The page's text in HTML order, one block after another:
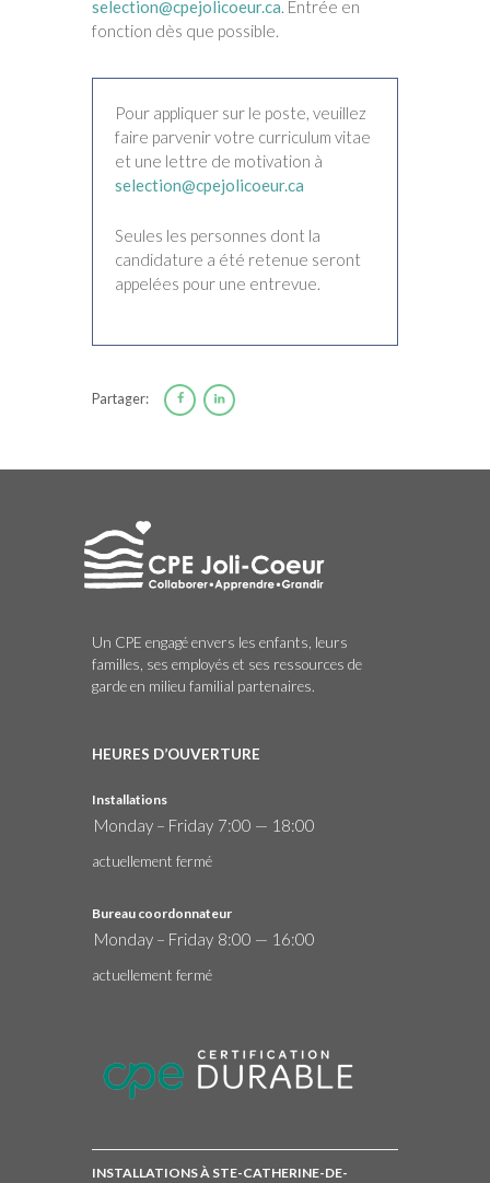
selection@cpejolicoeur.ca. Entrée en
fonction dès que possible.
Pour appliquer sur le poste, veuillez
faire parvenir votre curriculum vitae
et une lettre de motivation à
selection@cpejolicoeur.ca
Seules les personnes dont la
candidature a été retenue seront
appelées pour une entrevue.
Partager:
Un CPE engagé envers les enfants, leurs
familles, ses employés et ses ressources de
garde en milieu familial partenaires.
HEURES D’OUVERTURE
Installations
Monday – Friday 7:00 — 18:00
actuellement fermé
Bureau coordonnateur
Monday – Friday 8:00 — 16:00
actuellement fermé
INSTALLATIONS À STE-CATHERINE-DE-